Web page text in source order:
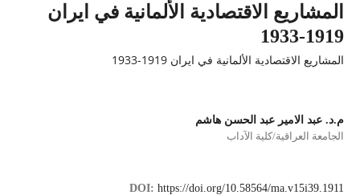
المشاريع الاقتصادية الألمانية في ايران
1919-1933
المشاريع الاقتصادية الألمانية في ايران 1919-1933
م.د. عبد الامير عبد الحسن هاشم
الجامعة العراقية/كلية الآداب
DOI:https://doi.org/10.58564/ma.v15i39.1911